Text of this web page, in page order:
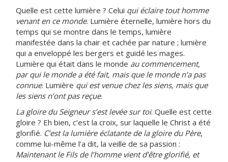
Quelle est cette lumière ? Celui qui éclaire tout homme
venant en ce monde. Lumière éternelle, lumière hors du
temps qui se montre dans le temps, lumière
manifestée dans la chair et cachée par nature ; lumière
qui a enveloppé les bergers et guidé les mages.
Lumière qui était dans le monde au commencement,
par qui le monde a été fait, mais que le monde n’a pas
connue. Lumière qui est venue chez les siens, mais que
les siens n’ont pas reçue.
La gloire du Seigneur s’est levée sur toi. Quelle est cette
gloire ? Eh bien, c’est la croix, sur laquelle le Christ a été
glorifié. C’est la lumière éclatante de la gloire du Père,
comme lui-même l’a dit, la veille de sa passion :
Maintenant le Fils de l’homme vient d’être glorifié, et